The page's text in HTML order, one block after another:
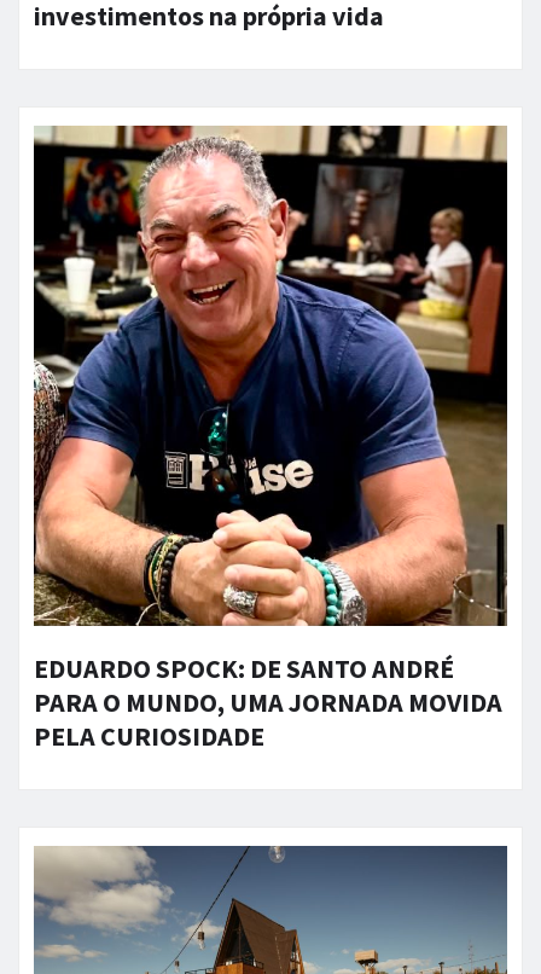
investimentos na própria vida
EDUARDO SPOCK: DE SANTO ANDRÉ
PARA O MUNDO, UMA JORNADA MOVIDA
PELA CURIOSIDADE